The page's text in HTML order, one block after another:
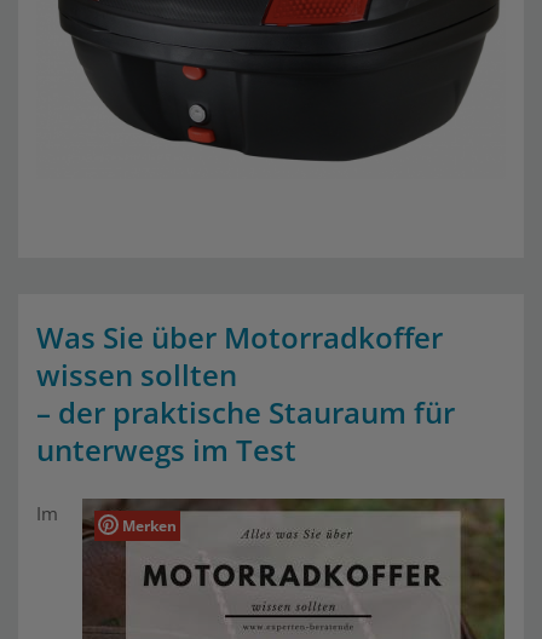
Was Sie über Motorradkoffer
wissen sollten
– der praktische Stauraum für
unterwegs im Test
Merken
Im